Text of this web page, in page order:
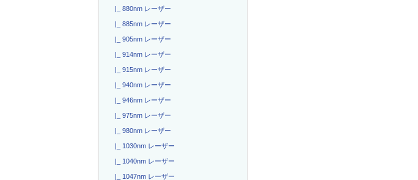
|_ 880nm レーザー
|_ 885nm レーザー
|_ 905nm レーザー
|_ 914nm レーザー
|_ 915nm レーザー
|_ 940nm レーザー
|_ 946nm レーザー
|_ 975nm レーザー
|_ 980nm レーザー
|_ 1030nm レーザー
|_ 1040nm レーザー
|_ 1047nm レーザー